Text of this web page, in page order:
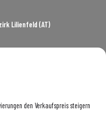
Lilienfeld (AT)
den Verkaufspreis steigern